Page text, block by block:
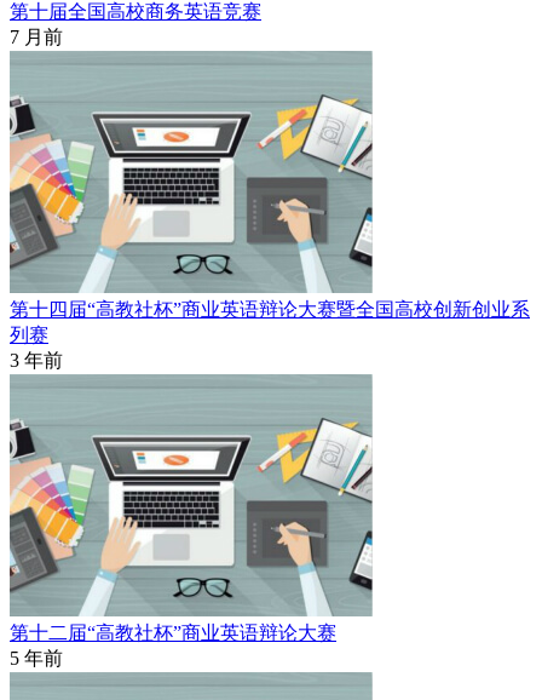
第十届全国高校商务英语竞赛
7 月前
第十四届“高教社杯”商业英语辩论大赛暨全国高校创新创业系
列赛
3 年前
第十二届“高教社杯”商业英语辩论大赛
5 年前